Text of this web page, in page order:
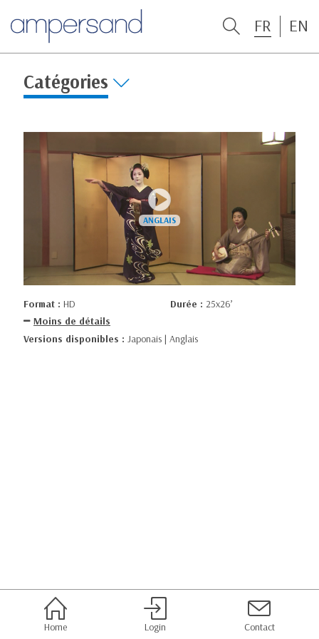
FR EN
Catégories
Format : HD Durée : 25x26’
Moins de détails
Versions disponibles : Japonais | Anglais
Home Login Contact